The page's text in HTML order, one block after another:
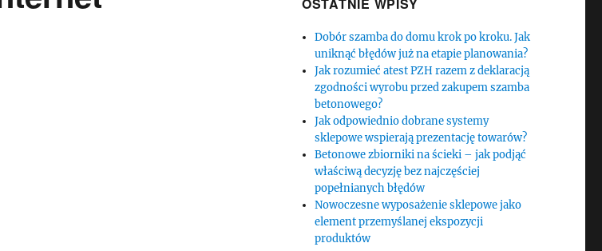
Dobór szamba do domu krok po kroku. Jak
uniknąć błędów już na etapie planowania?
Jak rozumieć atest PZH razem z deklaracją
zgodności wyrobu przed zakupem szamba
betonowego?
Jak odpowiednio dobrane systemy
sklepowe wspierają prezentację towarów?
Betonowe zbiorniki na ścieki – jak podjąć
właściwą decyzję bez najczęściej
popełnianych błędów
Nowoczesne wyposażenie sklepowe jako
element przemyślanej ekspozycji
produktów